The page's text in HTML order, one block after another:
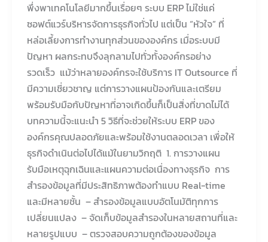
พึ่งพาเทคโนโลยีมากขึ้นเรื่อยๆ ระบบ ERP ไม่ใช่แค่
ซอฟต์แวร์บริหารจัดการธุรกิจทั่วไป แต่เป็น “หัวใจ” ที่
หล่อเลี้ยงการทำงานทุกส่วนขององค์กร เมื่อระบบมี
ปัญหา ผลกระทบจึงลุกลามไปทั่วทั้งองค์กรอย่าง
รวดเร็ว แม้ว่าหลายองค์กรจะใช้บริการ IT Outsource ที่
มีความเชี่ยวชาญ แต่การวางแผนป้องกันและเตรียม
พร้อมรับมือกับปัญหาที่อาจเกิดขึ้นก็เป็นสิ่งที่ขาดไม่ได้
บทความนี้จะแนะนำ 5 วิธีที่จะช่วยให้ระบบ ERP ของ
องค์กรคุณปลอดภัยและพร้อมใช้งานตลอดเวลา เพื่อให้
ธุรกิจดำเนินต่อไปได้แม้ในยามวิกฤติ 1. การวางแผน
รับมือเหตุฉุกเฉินและแผนความต่อเนื่องทางธุรกิจ การ
สำรองข้อมูลที่มีประสิทธิภาพต้องทำแบบ Real-time
และมีหลายชั้น – สำรองข้อมูลแบบอัตโนมัติทุกการ
เปลี่ยนแปลง – จัดเก็บข้อมูลสำรองในหลายสถานที่และ
หลายรูปแบบ – ตรวจสอบความถูกต้องของข้อมูล